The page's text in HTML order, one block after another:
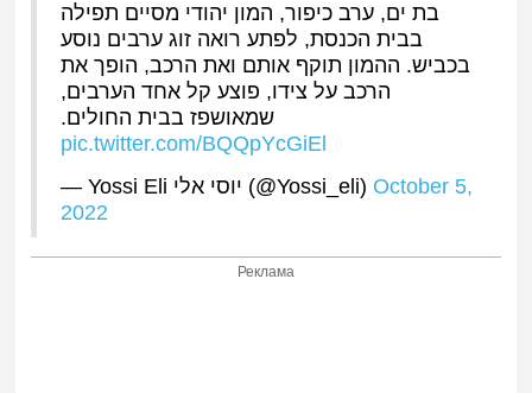
בת ים, ערב כיפור, המון יהודי מסיים תפילה
בבית הכנסת, לפתע רואה זוג ערבים נוסע
בכביש. ההמון תוקף אותם ואת הרכב, הופך את
הרכב על צידו, פוצע קל אחד הערבים,
שמאושפז בבית החולים.
pic.twitter.com/BQQpYcGiEl
— Yossi Eli יוסי אלי (@Yossi_eli) October 5,
2022
Реклама